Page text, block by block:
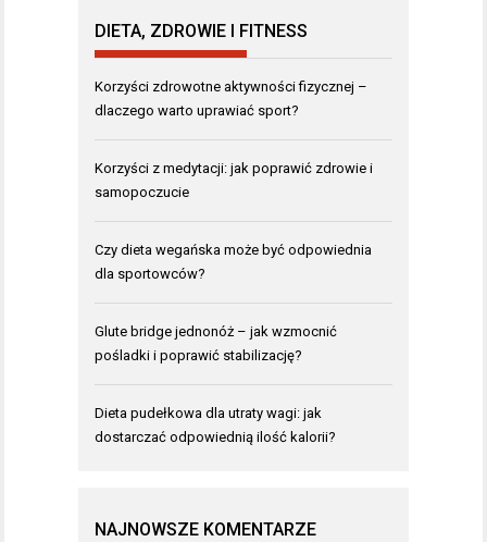
DIETA, ZDROWIE I FITNESS
Korzyści zdrowotne aktywności fizycznej –
dlaczego warto uprawiać sport?
Korzyści z medytacji: jak poprawić zdrowie i
samopoczucie
Czy dieta wegańska może być odpowiednia
dla sportowców?
Glute bridge jednonóż – jak wzmocnić
pośladki i poprawić stabilizację?
Dieta pudełkowa dla utraty wagi: jak
dostarczać odpowiednią ilość kalorii?
NAJNOWSZE KOMENTARZE